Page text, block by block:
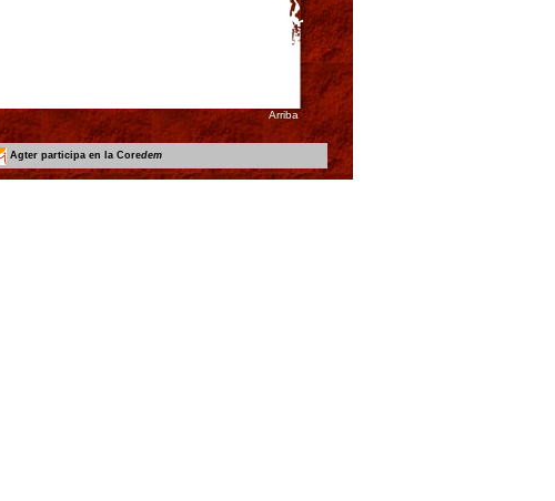
Arriba
Agter participa en la Coredem